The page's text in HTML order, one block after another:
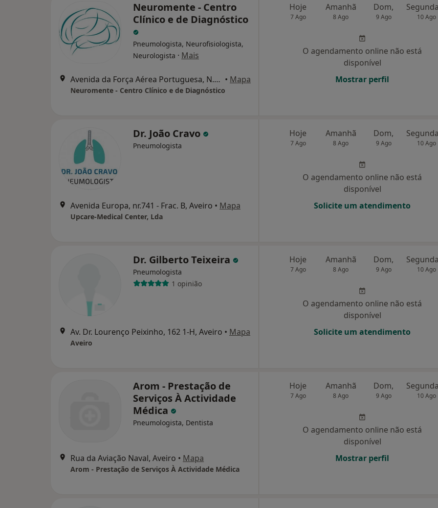
Neuromente - Centro
Clínico e de Diagnóstico
Pneumologista, Neurofisiologista,
Neurologista · Mais
Avenida da Força Aérea Portuguesa, N.º 58, Aveiro • Mapa
Neuromente - Centro Clínico e de Diagnóstico
Hoje
7 Ago
Amanhã
8 Ago
Dom,
9 Ago 10 Ago
O agendamento online não está
disponível
Mostrar perfil
Dr. João Cravo
Pneumologista
Avenida Europa, nr.741 - Frac. B, Aveiro • Mapa
Upcare-Medical Center, Lda
Hoje
7 Ago
Amanhã
8 Ago
Dom,
9 Ago 10 Ago
O agendamento online não está
disponível
Solicite um atendimento
Dr. Gilberto Teixeira
Pneumologista
1 opinião
Av. Dr. Lourenço Peixinho, 162 1-H, Aveiro • Mapa
Aveiro
Hoje
7 Ago
Amanhã
8 Ago
Dom,
9 Ago 10 Ago
O agendamento online não está
disponível
Solicite um atendimento
Arom - Prestação de
Serviços À Actividade
Médica
Pneumologista, Dentista
Rua da Aviação Naval, Aveiro • Mapa
Arom - Prestação de Serviços À Actividade Médica
Hoje
7 Ago
Amanhã
8 Ago
Dom,
9 Ago 10 Ago
O agendamento online não está
disponível
Mostrar perfil